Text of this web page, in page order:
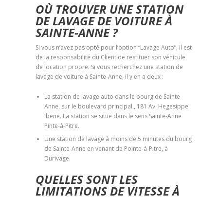
OÙ TROUVER UNE STATION
DE LAVAGE DE VOITURE À
SAINTE-ANNE ?
Si vous n’avez pas opté pour l’option “Lavage Auto”, il est
de la responsabilité du Client de restituer son véhicule
de location propre. Si vous recherchez une station de
lavage de voiture à Sainte-Anne, il y en a deux :
La station de lavage auto dans le bourg de Sainte-
Anne, sur le boulevard principal , 181 Av. Hegesippe
Ibene. La station se situe dans le sens Sainte-Anne
Pinte-à-Pitre.
Une station de lavage à moins de 5 minutes du bourg
de Sainte-Anne en venant de Pointe-à-Pitre, à
Durivage.
QUELLES SONT LES
LIMITATIONS DE VITESSE À